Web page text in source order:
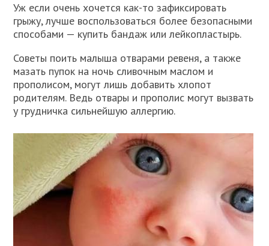
Уж если очень хочется как-то зафиксировать
грыжу, лучше воспользоваться более безопасными
способами — купить бандаж или лейкопластырь.
Советы поить малыша отварами ревеня, а также
мазать пупок на ночь сливочным маслом и
прополисом, могут лишь добавить хлопот
родителям. Ведь отвары и прополис могут вызвать
у грудничка сильнейшую аллергию.